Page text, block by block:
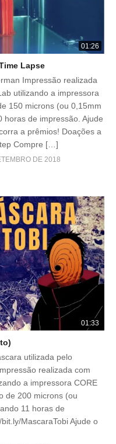
01:26
Lapse
Impressão realizada
utilizando a impressora
150 microns (ou 0,15mm
de impressão. Ajude
a prêmios! Doações a
Compre […]
DE 2018
01:33
utilizada pelo
realizada com
a impressora CORE
de 200 microns (ou
11 horas de
MascaraTobi Ajude o